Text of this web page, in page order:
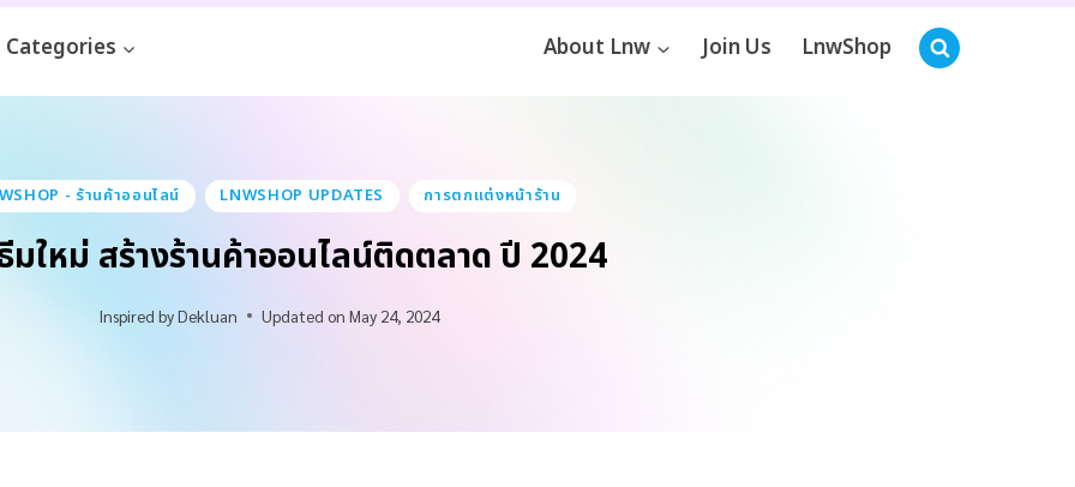
Categories About Lnw Join Us LnwShop
- ร้านค้าออนไลน์ LNWSHOP UPDATES การตกแต่งหน้าร้าน
มใหม่ สร้างร้านค้าออนไลน์ติดตลาด ปี 2024
Inspired byDekluan Updated on May 24, 2024